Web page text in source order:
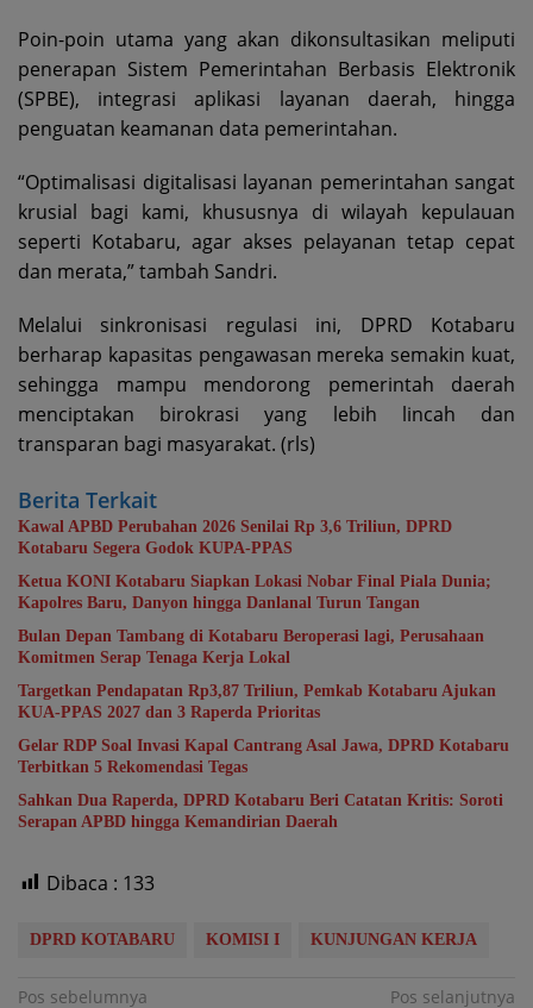
Poin-poin utama yang akan dikonsultasikan meliputi
penerapan Sistem Pemerintahan Berbasis Elektronik
(SPBE), integrasi aplikasi layanan daerah, hingga
penguatan keamanan data pemerintahan.
“Optimalisasi digitalisasi layanan pemerintahan sangat
krusial bagi kami, khususnya di wilayah kepulauan
seperti Kotabaru, agar akses pelayanan tetap cepat
dan merata,” tambah Sandri.
Melalui sinkronisasi regulasi ini, DPRD Kotabaru
berharap kapasitas pengawasan mereka semakin kuat,
sehingga mampu mendorong pemerintah daerah
menciptakan birokrasi yang lebih lincah dan
transparan bagi masyarakat. (rls)
Berita Terkait
Kawal APBD Perubahan 2026 Senilai Rp 3,6 Triliun, DPRD
Kotabaru Segera Godok KUPA-PPAS
Ketua KONI Kotabaru Siapkan Lokasi Nobar Final Piala Dunia;
Kapolres Baru, Danyon hingga Danlanal Turun Tangan
Bulan Depan Tambang di Kotabaru Beroperasi lagi, Perusahaan
Komitmen Serap Tenaga Kerja Lokal
Targetkan Pendapatan Rp3,87 Triliun, Pemkab Kotabaru Ajukan
KUA-PPAS 2027 dan 3 Raperda Prioritas
Gelar RDP Soal Invasi Kapal Cantrang Asal Jawa, DPRD Kotabaru
Terbitkan 5 Rekomendasi Tegas
Sahkan Dua Raperda, DPRD Kotabaru Beri Catatan Kritis: Soroti
Serapan APBD hingga Kemandirian Daerah
Dibaca : 133
DPRD KOTABARU KOMISI I KUNJUNGAN KERJA
Navigasi
Pos sebelumnya Pos selanjutnya